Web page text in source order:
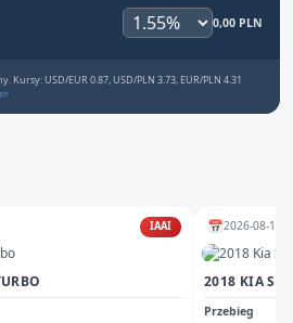
0,00 PLN
USD/EUR 0.87, USD/PLN 3.73, EUR/PLN 4.31
IAAI 📅2026-08-12
2018 KIA
Przebieg